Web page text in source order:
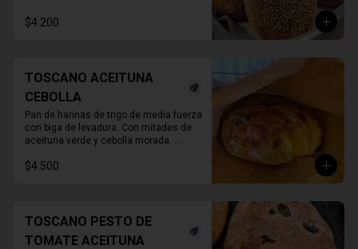
$4.200
TOSCANO ACEITUNA
CEBOLLA
Pan de harinas de trigo de media fuerza
con biga de levadura. Con mitades de
aceituna verde y cebolla morada.
$4.500
TOSCANO PESTO DE
TOMATE ACEITUNA